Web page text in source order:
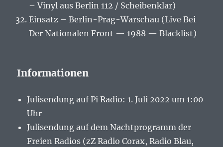
– Vinyl aus Berlin 112 / Scheibenklar)
Einsatz – Berlin-Prag-Warschau (Live Bei
Der Nationalen Front — 1988 — Blacklist)
Informationen
Julisendung auf Pi Radio: 1. Juli 2022 um 1:00
Uhr
Julisendung auf dem Nachtprogramm der
Freien Radios (zZ Radio Corax, Radio Blau,